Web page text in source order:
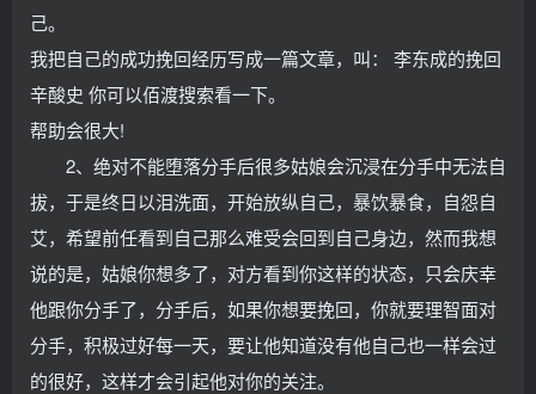
己。
我把自己的成功挽回经历写成一篇文章，叫： 李东成的挽回
辛酸史 你可以佰渡搜索看一下。
帮助会很大!
2、绝对不能堕落分手后很多姑娘会沉浸在分手中无法自
拔，于是终日以泪洗面，开始放纵自己，暴饮暴食，自怨自
艾，希望前任看到自己那么难受会回到自己身边，然而我想
说的是，姑娘你想多了，对方看到你这样的状态，只会庆幸
他跟你分手了，分手后，如果你想要挽回，你就要理智面对
分手，积极过好每一天，要让他知道没有他自己也一样会过
的很好，这样才会引起他对你的关注。